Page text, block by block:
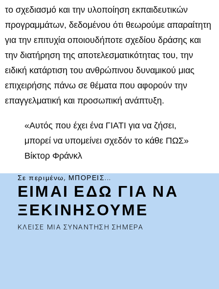
το σχεδιασμό και την υλοποίηση εκπαιδευτικών
προγραμμάτων, δεδομένου ότι θεωρούμε απαραίτητη
για την επιτυχία οποιουδήποτε σχεδίου δράσης και
την διατήρηση της αποτελεσματικότητας του, την
ειδική κατάρτιση του ανθρώπινου δυναμικού μιας
επιχειρήσης πάνω σε θέματα που αφορούν την
επαγγελματική και προσωπική ανάπτυξη.
«Αυτός που έχει ένα ΓΙΑΤΙ για να ζήσει,
μπορεί να υπομείνει σχεδόν το κάθε ΠΩΣ»
Βίκτορ Φράνκλ
Σε περιμένω, ΜΠΟΡΕΙΣ...
ΕΙΜΑΙ ΕΔΩ ΓΙΑ ΝΑ
ΞΕΚΙΝΗΣΟΥΜΕ
ΚΛΕΙΣΕ ΜΙΑ ΣΥΝΑΝΤΗΣΗ ΣΗΜΕΡΑ